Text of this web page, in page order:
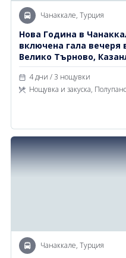
Чанаккале, Турция
Новa Година в Чанаккале 2027 - хотел Anzak с
включена гала вечеря
Велико Търново,
4 дни / 3 нощувки
Нощувка и закуска,
Чанаккале, Турция